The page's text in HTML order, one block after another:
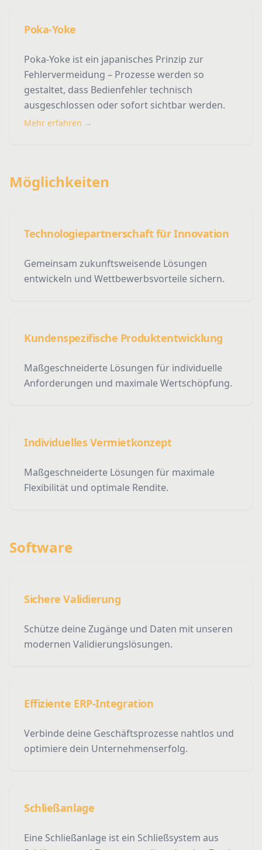
Poka-Yoke
Poka-Yoke ist ein japanisches Prinzip zur
Fehlervermeidung – Prozesse werden so
gestaltet, dass Bedienfehler technisch
ausgeschlossen oder sofort sichtbar werden.
Mehr erfahren →
Möglichkeiten
Technologiepartnerschaft für Innovation
Gemeinsam zukunftsweisende Lösungen
entwickeln und Wettbewerbsvorteile sichern.
Kundenspezifische Produktentwicklung
Maßgeschneiderte Lösungen für individuelle
Anforderungen und maximale Wertschöpfung.
Individuelles Vermietkonzept
Maßgeschneiderte Lösungen für maximale
Flexibilität und optimale Rendite.
Software
Sichere Validierung
Schütze deine Zugänge und Daten mit unseren
modernen Validierungslösungen.
Effiziente ERP-Integration
Verbinde deine Geschäftsprozesse nahtlos und
optimiere dein Unternehmenserfolg.
Schließanlage
Eine Schließanlage ist ein Schließsystem aus